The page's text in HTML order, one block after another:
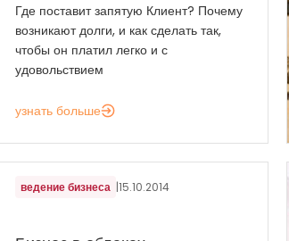
Где поставит запятую Клиент? Почему
возникают долги, и как сделать так,
чтобы он платил легко и с
удовольствием
узнать больше
ведение бизнеса |15.10.2014